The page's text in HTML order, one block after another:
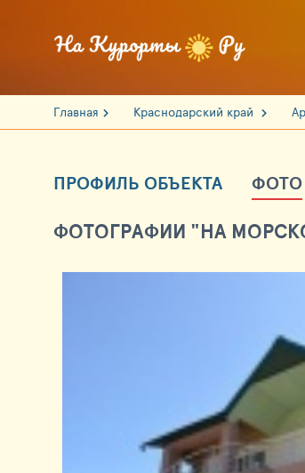
Главная Краснодарский край
ПРОФИЛЬ ОБЪЕКТА ФОТО
ФОТОГРАФИИ "НА